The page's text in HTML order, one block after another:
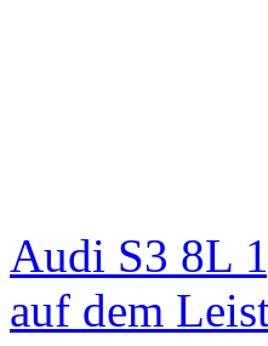
Audi S3 8L
auf dem